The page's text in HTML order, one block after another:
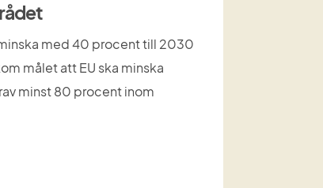
med 40 procent till 2030
målet att EU ska minska
minst 80 procent inom